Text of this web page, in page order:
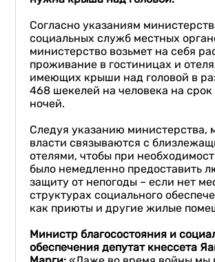
Согласно указаниям
социальных служб местных
министерство возьмет на себя
проживание в гостиницах и
имеющих крыши над головой в
468 шекелей на человека на срок
ночей.
Следуя указанию министерства,
власти связываются с
отелями, чтобы при
было немедленно предоставить
защиту от непогоды – если нет
структурах социального
как приюты и другие жилые
Министр благосостояния и
обеспечения депутат кнессета